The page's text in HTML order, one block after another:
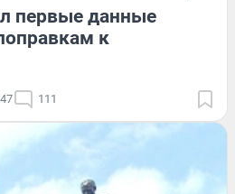
первые данные
к
111